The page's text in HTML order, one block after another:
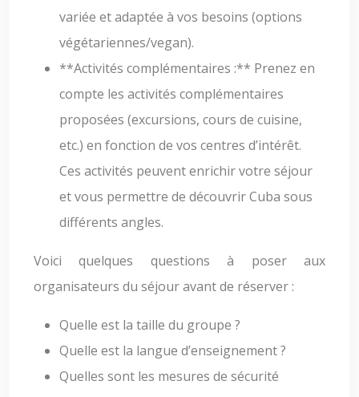
variée et adaptée à vos besoins (options
végétariennes/vegan).
**Activités complémentaires :** Prenez en
compte les activités complémentaires
proposées (excursions, cours de cuisine,
etc.) en fonction de vos centres d’intérêt.
Ces activités peuvent enrichir votre séjour
et vous permettre de découvrir Cuba sous
différents angles.
Voici quelques questions à poser aux
organisateurs du séjour avant de réserver :
Quelle est la taille du groupe ?
Quelle est la langue d’enseignement ?
Quelles sont les mesures de sécurité